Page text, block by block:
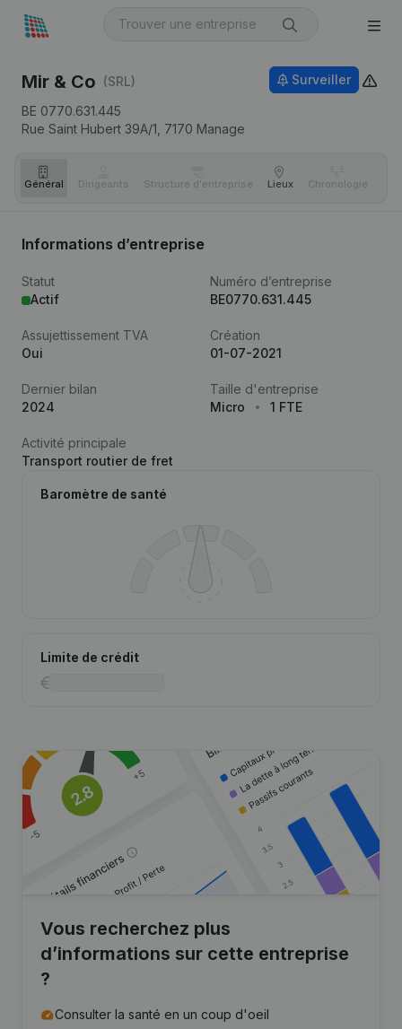
Mir & Co (SRL)
BE 0770.631.445
Rue Saint Hubert 39A/1, 7170 Manage
Surveiller
Général Dirigeants Structure d'entreprise Lieux Chronologie
Informations d’entreprise
Statut
Actif
Numéro d’entreprise
BE0770.631.445
Assujettissement TVA
Oui
Création
01-07-2021
Dernier bilan
2024
Taille d'entreprise
Micro
1 FTE
Activité principale
Transport routier de fret
Baromètre de santé
Limite de crédit
Vous recherchez plus
d’informations sur cette entreprise
?
Consulter la santé en un coup d'oeil